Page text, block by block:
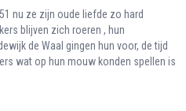
nu ze zijn oude liefde zo hard
blijven zich roeren , hun
de Waal gingen hun voor, de tijd
wat op hun mouw konden spellen is